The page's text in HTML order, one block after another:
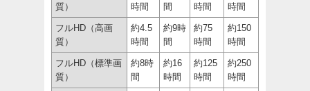
質）
時間
間
時間
時間
フルHD（高画
質）
約4.5
時間
約9時
間
約75
時間
約150
時間
フルHD（標準画
質）
約8時
間
約16
時間
約125
時間
約250
時間